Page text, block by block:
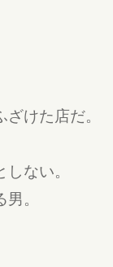
けた店だ。
ない。
。